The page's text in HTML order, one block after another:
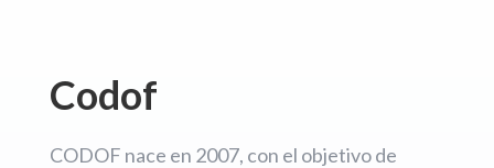
Codof
CODOF nace en 2007, con el objetivo de